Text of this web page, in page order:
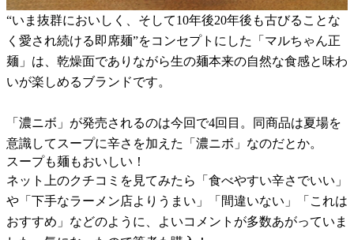
“いま抜群においしく、そして10年後20年後も古びることな
く愛され続ける即席麺”をコンセプトにした「マルちゃん正
麺」は、乾燥面でありながら生の麺本来の自然な食感と味わ
いが楽しめるブランドです。
「濃ニボ」が発売されるのは今回で4回目。同商品は夏場を
意識してスープに辛さを加えた「濃ニボ」なのだとか。
スープも麺もおいしい！
ネット上のクチコミを見てみたら「食べやすい辛さでいい」
や「下手なラーメン店よりうまい」「間違いない」「これは
おすすめ」などのように、よいコメントが多数あがっていま